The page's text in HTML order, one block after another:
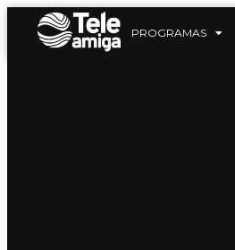
PROGRAMAS